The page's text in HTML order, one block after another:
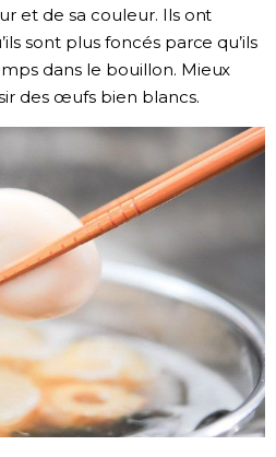
et de sa couleur. Ils ont
sont plus foncés parce qu’ils
dans le bouillon. Mieux
des œufs bien blancs.